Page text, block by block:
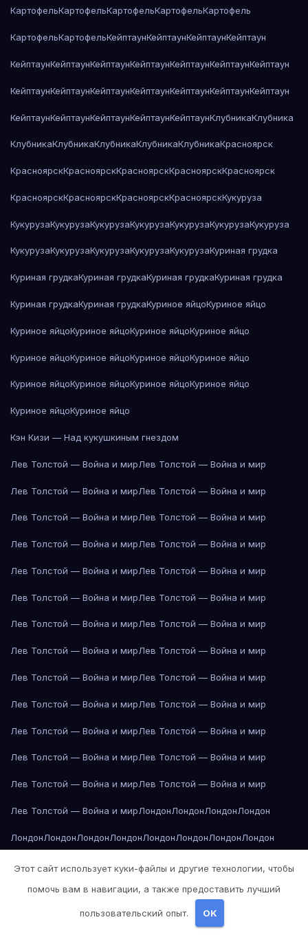
КартофельКартофельКартофельКартофельКартофель
КартофельКартофельКейптаунКейптаунКейптаунКейптаун
КейптаунКейптаунКейптаунКейптаунКейптаунКейптаунКейптаун
КейптаунКейптаунКейптаунКейптаунКейптаунКейптаунКейптаун
КейптаунКейптаунКейптаунКейптаунКейптаунКлубникаКлубника
КлубникаКлубникаКлубникаКлубникаКлубникаКрасноярск
КрасноярскКрасноярскКрасноярскКрасноярскКрасноярск
КрасноярскКрасноярскКрасноярскКрасноярскКукуруза
КукурузаКукурузаКукурузаКукурузаКукурузаКукурузаКукуруза
КукурузаКукурузаКукурузаКукурузаКукурузаКуриная грудка
Куриная грудкаКуриная грудкаКуриная грудкаКуриная грудка
Куриная грудкаКуриная грудкаКуриное яйцоКуриное яйцо
Куриное яйцоКуриное яйцоКуриное яйцоКуриное яйцо
Куриное яйцоКуриное яйцоКуриное яйцоКуриное яйцо
Куриное яйцоКуриное яйцоКуриное яйцоКуриное яйцо
Куриное яйцоКуриное яйцо
Кэн Кизи — Над кукушкиным гнездом
Лев Толстой — Война и мирЛев Толстой — Война и мир
Лев Толстой — Война и мирЛев Толстой — Война и мир
Лев Толстой — Война и мирЛев Толстой — Война и мир
Лев Толстой — Война и мирЛев Толстой — Война и мир
Лев Толстой — Война и мирЛев Толстой — Война и мир
Лев Толстой — Война и мирЛев Толстой — Война и мир
Лев Толстой — Война и мирЛев Толстой — Война и мир
Лев Толстой — Война и мирЛев Толстой — Война и мир
Лев Толстой — Война и мирЛев Толстой — Война и мир
Лев Толстой — Война и мирЛев Толстой — Война и мир
Лев Толстой — Война и мирЛев Толстой — Война и мир
Лев Толстой — Война и мирЛев Толстой — Война и мир
Лев Толстой — Война и мирЛев Толстой — Война и мир
Лев Толстой — Война и мирЛондонЛондонЛондонЛондон
ЛондонЛондонЛондонЛондонЛондонЛондонЛондонЛондон
Лондон Лондон Лос-Анджелес Лос-Анджелес
Лос-АнджелесЛос-АнджелесЛос-АнджелесЛос-Анджелес
Лос-АнджелесЛос-АнджелесЛос-Анджелес
Этот сайт использует куки-файлы и другие технологии, чтобы
помочь вам в навигации, а также предоставить лучший
пользовательский опыт. OK